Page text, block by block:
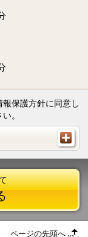
保護方針に同意し
。
ページの先頭へ